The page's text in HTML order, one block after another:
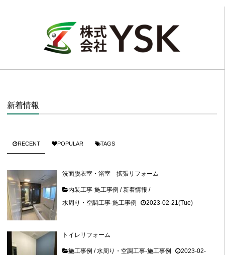
新着情報
RECENT POPULAR TAGS
洗面脱衣室・浴室 拡張リフォーム
内装工事-施工事例 /新着情報 /
水周り・空調工事-施工事例
2023-02-21(Tue)
トイレリフォーム
施工事例 /水周り・空調工事-施工事例
2023-02-